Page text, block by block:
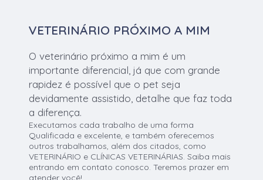
VETERINÁRIO PRÓXIMO A MIM
O veterinário próximo a mim é um
importante diferencial, já que com grande
rapidez é possível que o pet seja
devidamente assistido, detalhe que faz toda
a diferença.
Executamos cada trabalho de uma forma
Qualificada e excelente, e também oferecemos
outros trabalhamos, além dos citados, como
VETERINÁRIO e CLÍNICAS VETERINÁRIAS. Saiba mais
entrando em contato conosco. Teremos prazer em
atender você!